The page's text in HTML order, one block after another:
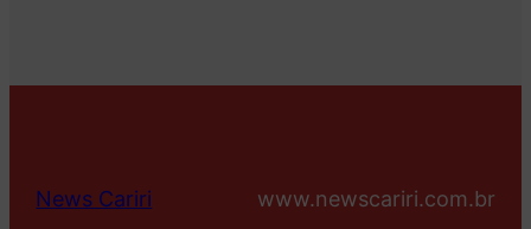
News Cariri www.newscariri.com.br